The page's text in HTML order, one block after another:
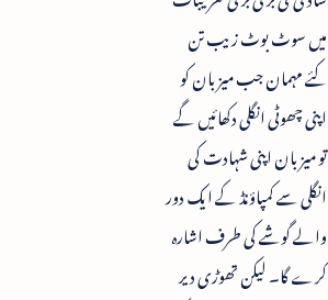
میں سوٹ بوٹ زیب تن
کئے مہمان جب میزبان کو
اپنی چھوٹی انگلی دکھائیں گے
تو میزبان اپنی شہادت کی
انگلی سے کمپاؤنڈ کے ایک دور
والے گوشے کی طرف اشارہ
کرے گا۔ لیکن تھوڑی دیر